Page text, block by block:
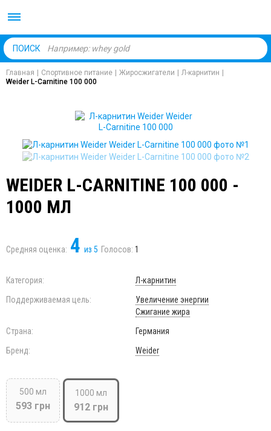
ПОИСК
Главная Спортивное питание Жиросжигатели Л-карнитин
Weider L-Carnitine 100 000
WEIDER L-CARNITINE 100 000 -
1000 МЛ
Средняя оценка: 4 из 5 Голосов: 1
Категория:
Л-карнитин
Поддерживаемая цель:
Увеличение энергии
Сжигание жира
Страна:
Германия
Бренд:
Weider
500 мл
593 грн
1000 мл
912 грн